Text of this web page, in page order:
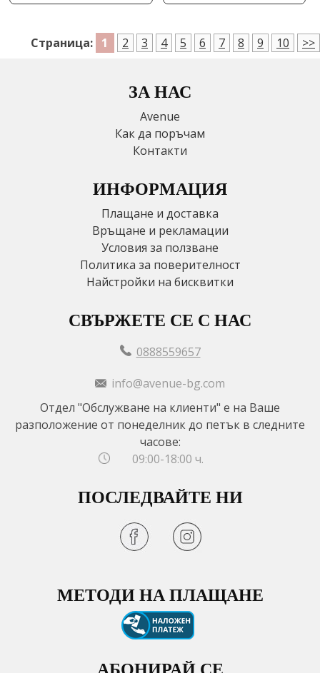
Страница: 1 2 3 4 5 6 7 8 9 10 >>
ЗА НАС
Avenue
Как да поръчам
Контакти
ИНФОРМАЦИЯ
Плащане и доставка
Връщане и рекламации
Условия за ползване
Политика за поверителност
Найстройки на бисквитки
СВЪРЖЕТЕ СЕ С НАС
0888559657
info@avenue-bg.com
Отдел "Обслужване на клиенти" е на Ваше
разположение от понеделник до петък в следните
часове:
09:00-18:00 ч.
ПОСЛЕДВАЙТЕ НИ
МЕТОДИ НА ПЛАЩАНЕ